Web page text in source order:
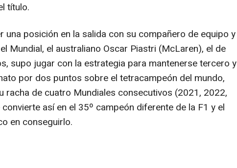
título.
una posición en la salida con su compañero de equipo y
Mundial, el australiano Oscar Piastri (McLaren), el de
supo jugar con la estrategia para mantenerse tercero y
por dos puntos sobre el tetracampeón del mundo,
racha de cuatro Mundiales consecutivos (2021, 2022,
así en el 35º campeón diferente de la F1 y el
en conseguirlo.